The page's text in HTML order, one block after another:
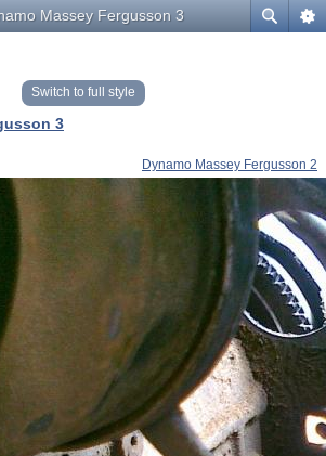
Massey Fergusson 3
Switch to full style
3
Dynamo Massey Fergusson 2